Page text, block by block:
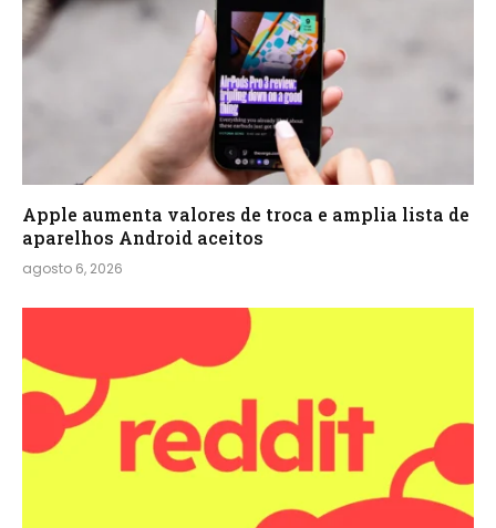
Apple aumenta valores de troca e amplia lista de
aparelhos Android aceitos
agosto 6, 2026